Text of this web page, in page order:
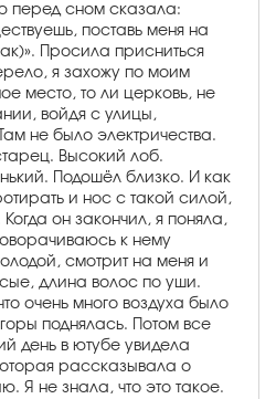
перед сном сказала:
поставь меня на
Просила присниться
я захожу по моим
место, то ли церковь, не
войдя с улицы,
не было электричества.
Высокий лоб.
Подошёл близко. И как
и нос с такой силой,
он закончил, я поняла,
к нему
смотрит на меня и
длина волос по уши.
очень много воздуха было
поднялась. Потом все
день в ютубе увидела
рассказывала о
Я не знала, что это такое.